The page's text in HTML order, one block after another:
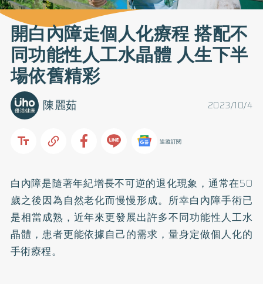
開白內障走個人化療程 搭配不
同功能性人工水晶體 人生下半
場依舊精彩
2023/10/4
陳麗茹
追蹤訂閱
白內障是隨著年紀增長不可逆的退化現象，通常在50
歲之後因為自然老化而慢慢形成。所幸白內障手術已
是相當成熟，近年來更發展出許多不同功能性人工水
晶體，患者更能依據自己的需求，量身定做個人化的
手術療程。